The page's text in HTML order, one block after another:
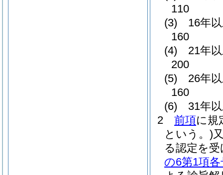
110
(3)
16年
160
(4)
21年
200
(5)
26年
160
(6)
31年
2
前項に規
という。)
る認定を
の6第1項各